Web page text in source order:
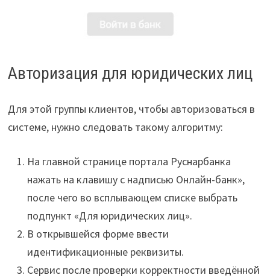
Авторизация для юридических лиц
Для этой группы клиентов, чтобы авторизоваться в
системе, нужно следовать такому алгоритму:
На главной странице портала Руснарбанка
нажать на клавишу с надписью Онлайн-банк»,
после чего во всплывающем списке выбрать
подпункт «Для юридических лиц».
В открывшейся форме ввести
идентификационные реквизиты.
Сервис после проверки корректности введённой